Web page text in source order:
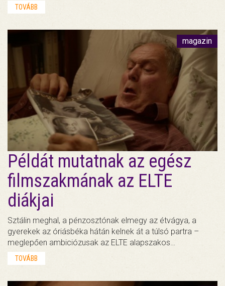
TOVÁBB
magazin
Példát mutatnak az egész
filmszakmának az ELTE
diákjai
Sztálin meghal, a pénzosztónak elmegy az étvágya, a
gyerekek az óriásbéka hátán kelnek át a túlsó partra –
meglepően ambiciózusak az ELTE alapszakos…
TOVÁBB